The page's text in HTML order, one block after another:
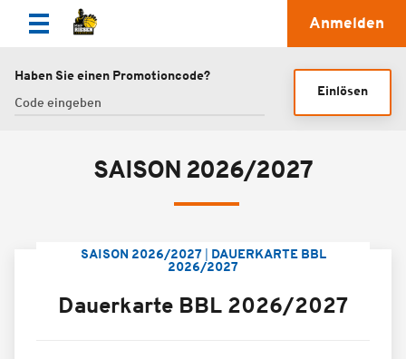
Anmelden
Haben Sie einen Promotioncode?
Einlösen
SAISON 2026/2027
SAISON 2026/2027
DAUERKARTE BBL
2026/2027
Dauerkarte BBL 2026/2027